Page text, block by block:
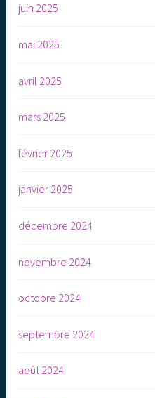
juin 2025
mai 2025
avril 2025
mars 2025
février 2025
janvier 2025
décembre 2024
novembre 2024
octobre 2024
septembre 2024
août 2024